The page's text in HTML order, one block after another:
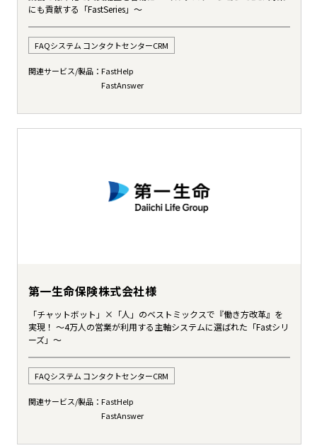
にも貢献する「FastSeries」～
FAQシステム コンタクトセンターCRM
関連サービス/製品： FastHelp
FastAnswer
第一生命保険株式会社様
「チャットボット」×「人」のベストミックスで『働き方改革』を
実現！ ～4万人の営業が利用する主軸システムに選ばれた「Fastシリ
ーズ」～
FAQシステム コンタクトセンターCRM
関連サービス/製品： FastHelp
FastAnswer